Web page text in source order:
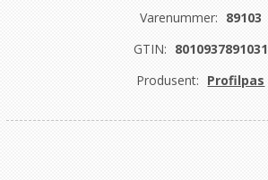
Varenummer: 89103
GTIN: 8010937891031
Produsent: Profilpas